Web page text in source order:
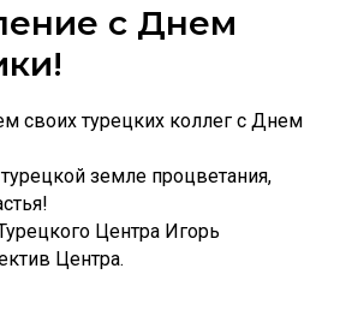
с Днем
своих турецких коллег с Днем
земле процветания,
Центра Игорь
Центра.